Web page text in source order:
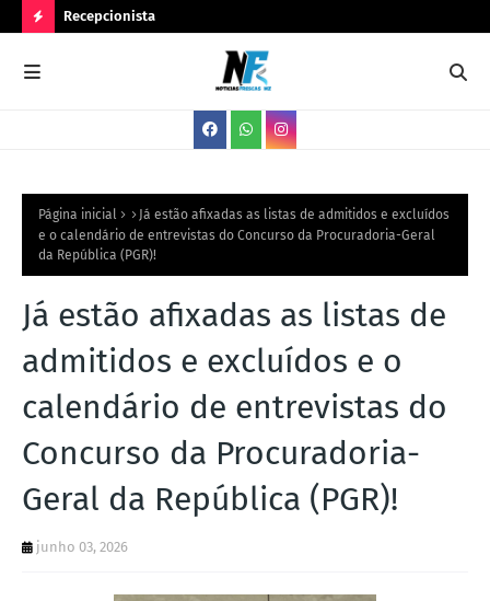
O
V
G
A
Recepcionista
Página inicial
Já estão afixadas as listas de admitidos e excluídos
e o calendário de entrevistas do Concurso da Procuradoria-Geral
da República (PGR)!
Já estão afixadas as listas de
admitidos e excluídos e o
calendário de entrevistas do
Concurso da Procuradoria-
Geral da República (PGR)!
junho 03, 2026